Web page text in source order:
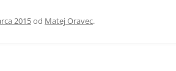
2015od Matej Oravec.